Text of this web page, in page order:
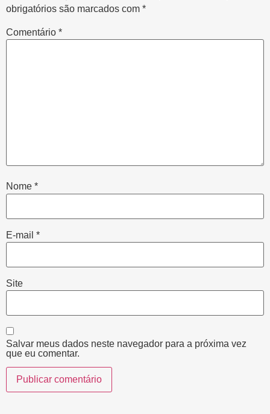
obrigatórios são marcados com *
Comentário *
Nome *
E-mail *
Site
Salvar meus dados neste navegador para a próxima vez
que eu comentar.